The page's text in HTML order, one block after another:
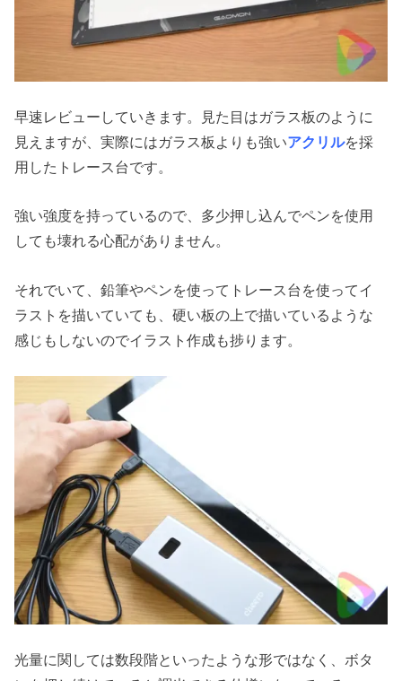
早速レビューしていきます。見た目はガラス板のように
見えますが、実際にはガラス板よりも強いアクリルを採
用したトレース台です。
強い強度を持っているので、多少押し込んでペンを使用
しても壊れる心配がありません。
それでいて、鉛筆やペンを使ってトレース台を使ってイ
ラストを描いていても、硬い板の上で描いているような
感じもしないのでイラスト作成も捗ります。
光量に関しては数段階といったような形ではなく、ボタ